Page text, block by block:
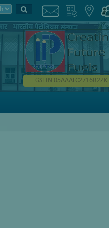
GSTIN 05AAATC2716R2ZK